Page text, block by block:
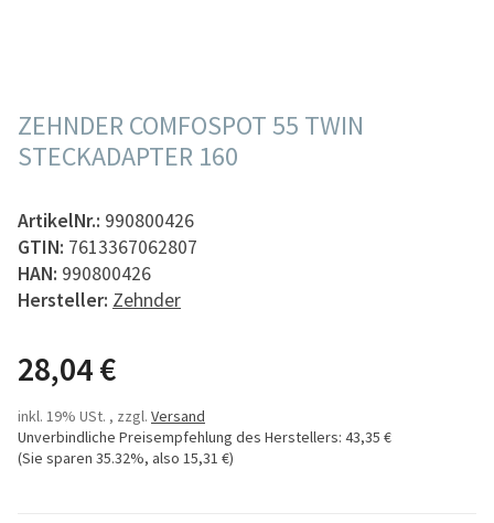
ZEHNDER COMFOSPOT 55 TWIN
STECKADAPTER 160
ArtikelNr.: 990800426
GTIN: 7613367062807
HAN: 990800426
Hersteller: Zehnder
28,04 €
inkl. 19% USt. , zzgl. Versand
Unverbindliche Preisempfehlung des Herstellers: 43,35 €
(Sie sparen 35.32%, also 15,31 €)